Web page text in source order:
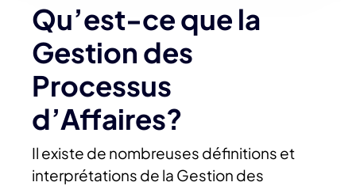
Qu’est-ce que la
Gestion des
Processus
d’Affaires?
Il existe de nombreuses définitions et
interprétations de la Gestion des